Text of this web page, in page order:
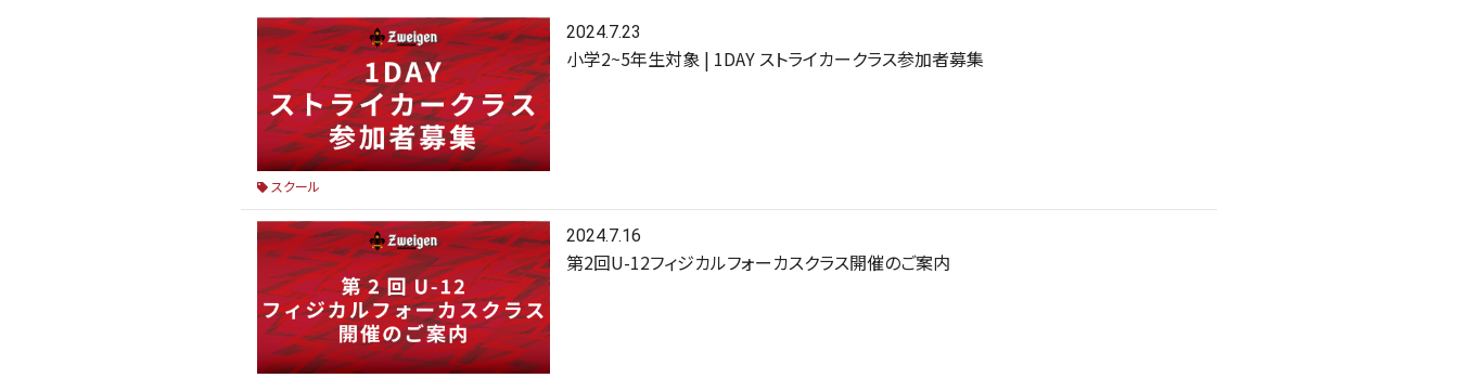
2024.7.23
小学2~5年生対象 | 1DAY ストライカークラス参加者募集
スクール
2024.7.16
第2回U-12フィジカルフォーカスクラス開催のご案内